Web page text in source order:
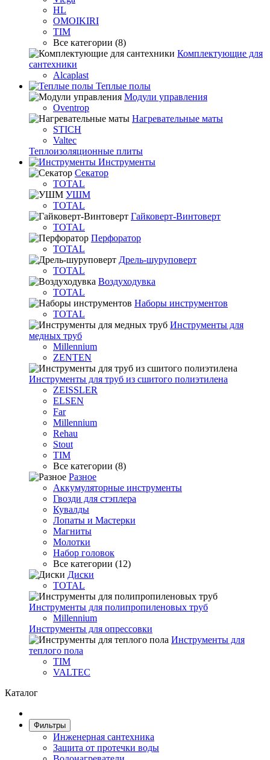
HL
OMOIKIRI
TIM
Все категории (8)
Комплектующие для
сантехники
Alcaplast
Теплые полы
Модули управления
Oventrop
Нагревательные маты
STICH
Valtec
Теплоизоляционные плиты
Инструменты
Секатор
TOTAL
УШМ
TOTAL
Гайковерт-Винтоверт
TOTAL
Перфоратор
TOTAL
Дрель-шуруповерт
TOTAL
Воздуходувка
TOTAL
Наборы инструментов
TOTAL
Инструменты для
медных труб
Millennium
ZENTEN
Инструменты для труб из сшитого полиэтилена
ZEISSLER
ELSEN
Far
Millennium
Rehau
Stout
TIM
Все категории (8)
Разное
Аккумуляторные инструменты
Гвозди для стэплера
Кувалды
Лопаты и Мастерки
Магниты
Молотки
Набор головок
Все категории (12)
Диски
TOTAL
Инструменты для полипропиленовых труб
Millennium
Инструменты для опрессовки
Инструменты для
теплого пола
TIM
VALTEC
Каталог
Фильтры
Инженерная сантехника
Защита от протечки воды